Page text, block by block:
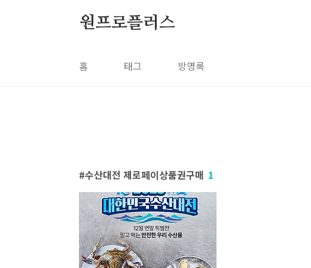
원프로플러스
홈 태그 방명록
수산대전 제로페이상품권구매 1